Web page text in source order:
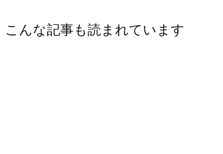
こんな記事も読まれています